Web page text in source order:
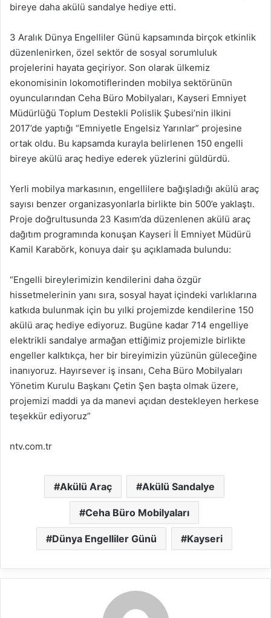
bireye daha akülü sandalye hediye etti.
3 Aralık Dünya Engelliler Günü kapsamında birçok etkinlik
düzenlenirken, özel sektör de sosyal sorumluluk
projelerini hayata geçiriyor. Son olarak ülkemiz
ekonomisinin lokomotiflerinden mobilya sektörünün
oyuncularından Ceha Büro Mobilyaları, Kayseri Emniyet
Müdürlüğü Toplum Destekli Polislik Şubesi’nin ilkini
2017’de yaptığı “Emniyetle Engelsiz Yarınlar” projesine
ortak oldu. Bu kapsamda kurayla belirlenen 150 engelli
bireye akülü araç hediye ederek yüzlerini güldürdü.
Yerli mobilya markasının, engellilere bağışladığı akülü araç
sayısı benzer organizasyonlarla birlikte bin 500’e yaklaştı.
Proje doğrultusunda 23 Kasım’da düzenlenen akülü araç
dağıtım programında konuşan Kayseri İl Emniyet Müdürü
Kamil Karabörk, konuya dair şu açıklamada bulundu:
“Engelli bireylerimizin kendilerini daha özgür
hissetmelerinin yanı sıra, sosyal hayat içindeki varlıklarına
katkıda bulunmak için bu yılki projemizde kendilerine 150
akülü araç hediye ediyoruz. Bugüne kadar 714 engelliye
elektrikli sandalye armağan ettiğimiz projemizle birlikte
engeller kalktıkça, her bir bireyimizin yüzünün güleceğine
inanıyoruz. Hayırsever iş insanı, Ceha Büro Mobilyaları
Yönetim Kurulu Başkanı Çetin Şen başta olmak üzere,
projemizi maddi ya da manevi açıdan destekleyen herkese
teşekkür ediyoruz”
ntv.com.tr
Akülü Araç Akülü Sandalye
Ceha Büro Mobilyaları
Dünya Engelliler Günü Kayseri